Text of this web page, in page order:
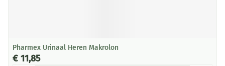
Pharmex Urinaal Heren Makrolon
€ 11,85